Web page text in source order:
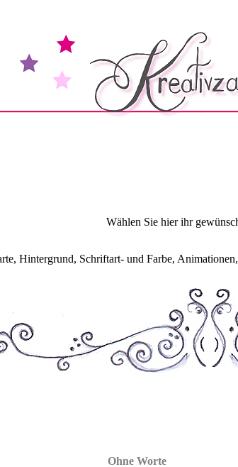
Wählen Sie hier ihr
Hintergrund, Schriftart- und Farbe,
Ohne Worte